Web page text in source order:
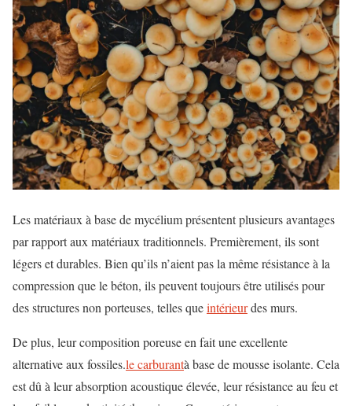
Les matériaux à base de mycélium présentent plusieurs avantages
par rapport aux matériaux traditionnels. Premièrement, ils sont
légers et durables. Bien qu’ils n’aient pas la même résistance à la
compression que le béton, ils peuvent toujours être utilisés pour
des structures non porteuses, telles queintérieurdes murs.
De plus, leur composition poreuse en fait une excellente
alternative aux fossiles.le carburantà base de mousse isolante. Cela
est dû à leur absorption acoustique élevée, leur résistance au feu et